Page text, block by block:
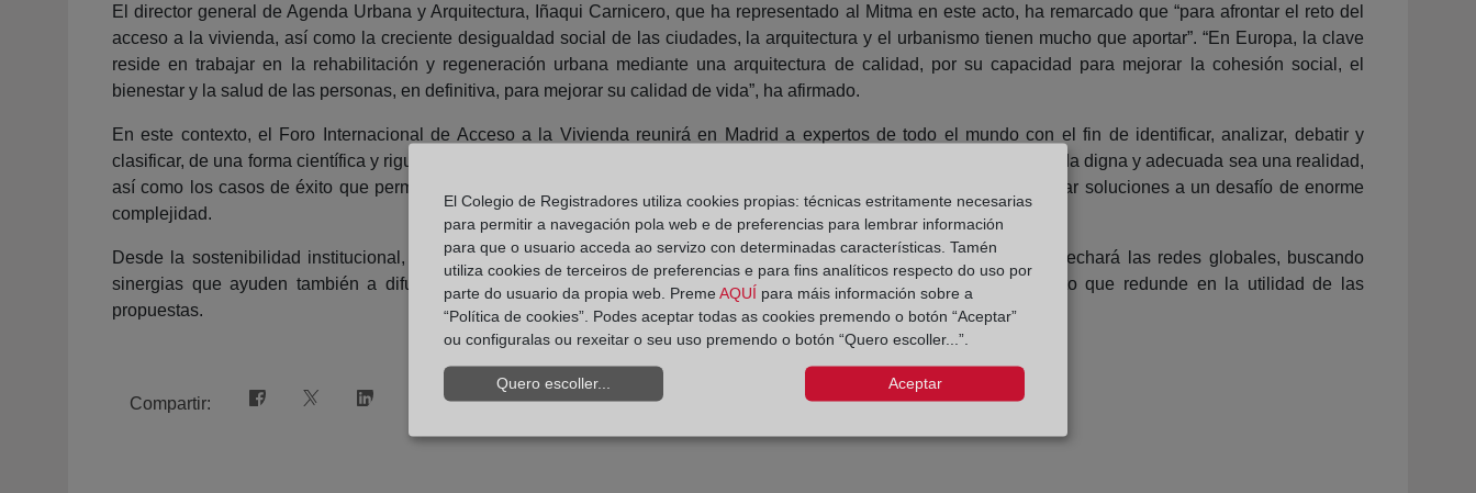
El director general de Agenda Urbana y Arquitectura, Iñaqui Carnicero, que ha representado al Mitma en este acto, ha remarcado que “para afrontar el reto del
acceso a la vivienda, así como la creciente desigualdad social de las ciudades, la arquitectura y el urbanismo tienen mucho que aportar”. “En Europa, la clave
reside en trabajar en la rehabilitación y regeneración urbana mediante una arquitectura de calidad, por su capacidad para mejorar la cohesión social, el
bienestar y la salud de las personas, en definitiva, para mejorar su calidad de vida”, ha afirmado.
En este contexto, el Foro Internacional de Acceso a la Vivienda reunirá en Madrid a expertos de todo el mundo con el fin de identificar, analizar, debatir y
clasificar, de una forma científica y rigurosa, las principales barreras que dificultan en cada país que el derecho a la vivienda digna y adecuada sea una realidad,
así como los casos de éxito que permitirían avanzar, a medio y largo plazo, en posibles líneas de actuación para plantear soluciones a un desafío de enorme
complejidad.
Desde la sostenibilidad institucional, evitando duplicar esfuerzos, el Foro Internacional de Acceso a la Vivienda aprovechará las redes globales, buscando
sinergias que ayuden también a difundir las buenas prácticas. Todo ello para impulsar un marco de trabajo conjunto que redunde en la utilidad de las
propuestas.
Compartir:
El Colegio de Registradores utiliza cookies propias: técnicas estritamente necesarias
para permitir a navegación pola web e de preferencias para lembrar información
para que o usuario acceda ao servizo con determinadas características. Tamén
utiliza cookies de terceiros de preferencias e para fins analíticos respecto do uso por
parte do usuario da propia web. Preme AQUÍ para máis información sobre a
“Política de cookies”. Podes aceptar todas as cookies premendo o botón “Aceptar”
ou configuralas ou rexeitar o seu uso premendo o botón “Quero escoller...”.
Quero escoller... Aceptar